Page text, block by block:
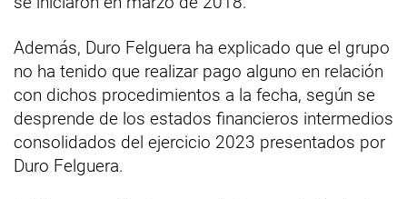
Además, Duro Felguera ha explicado que el grupo
no ha tenido que realizar pago alguno en relación
con dichos procedimientos a la fecha, según se
desprende de los estados financieros intermedios
consolidados del ejercicio 2023 presentados por
Duro Felguera.